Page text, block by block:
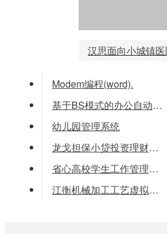
汉思面向小城镇医
Modem编程(word).
基于BS模式的办公自动化研究及实现
幼儿园管理系统
龙戈担保小贷投资理财综合业务管理系统
省心高校学生工作管理系统
江衡机械加工工艺虚拟教学软件